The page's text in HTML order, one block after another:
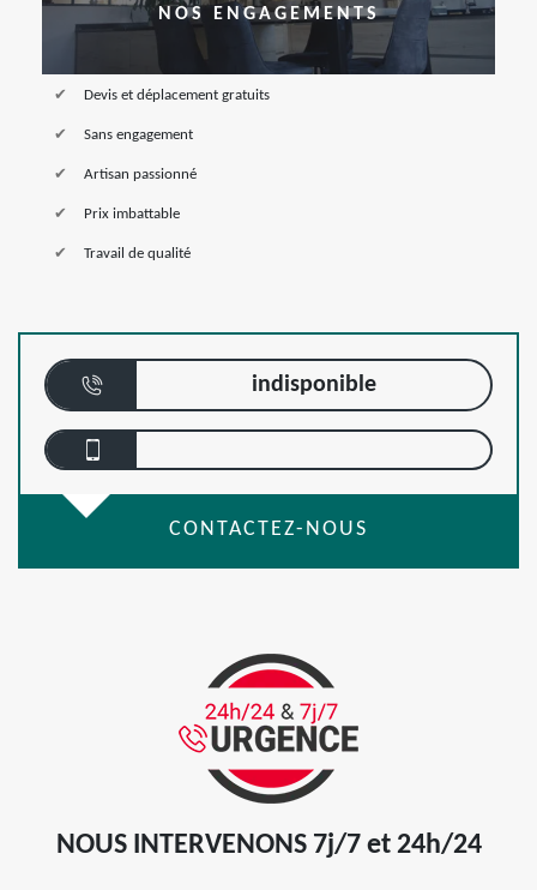
NOS ENGAGEMENTS
Devis et déplacement gratuits
Sans engagement
Artisan passionné
Prix imbattable
Travail de qualité
indisponible
CONTACTEZ-NOUS
NOUS INTERVENONS 7j/7 et 24h/24